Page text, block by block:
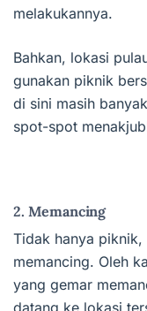
melakukannya.
Bahkan, lokasi
gunakan piknik
di sini masih
spot-spot
2. Memancing
Tidak hanya
memancing. Oleh
yang gemar
datang ke lokasi